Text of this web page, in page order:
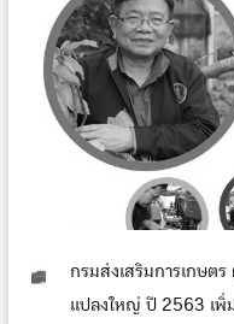
กรมส่งเสริมการเกษต
แปลงใหญ่ ปี 2563 เพิ่